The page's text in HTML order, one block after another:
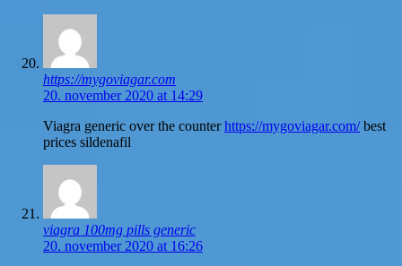
https://mygoviagar.com
20. november 2020 at 14:29
Viagra generic over the counterhttps://mygoviagar.com/best
prices sildenafil
viagra 100mg pills generic
20. november 2020 at 16:26